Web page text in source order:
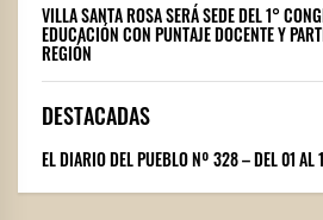
VILLA SANTA ROSA SERÁ SEDE DEL 1°
EDUCACIÓN CON PUNTAJE DOCENTE Y
REGIÓN
DESTACADAS
EL DIARIO DEL PUEBLO Nº 328 – DEL 01